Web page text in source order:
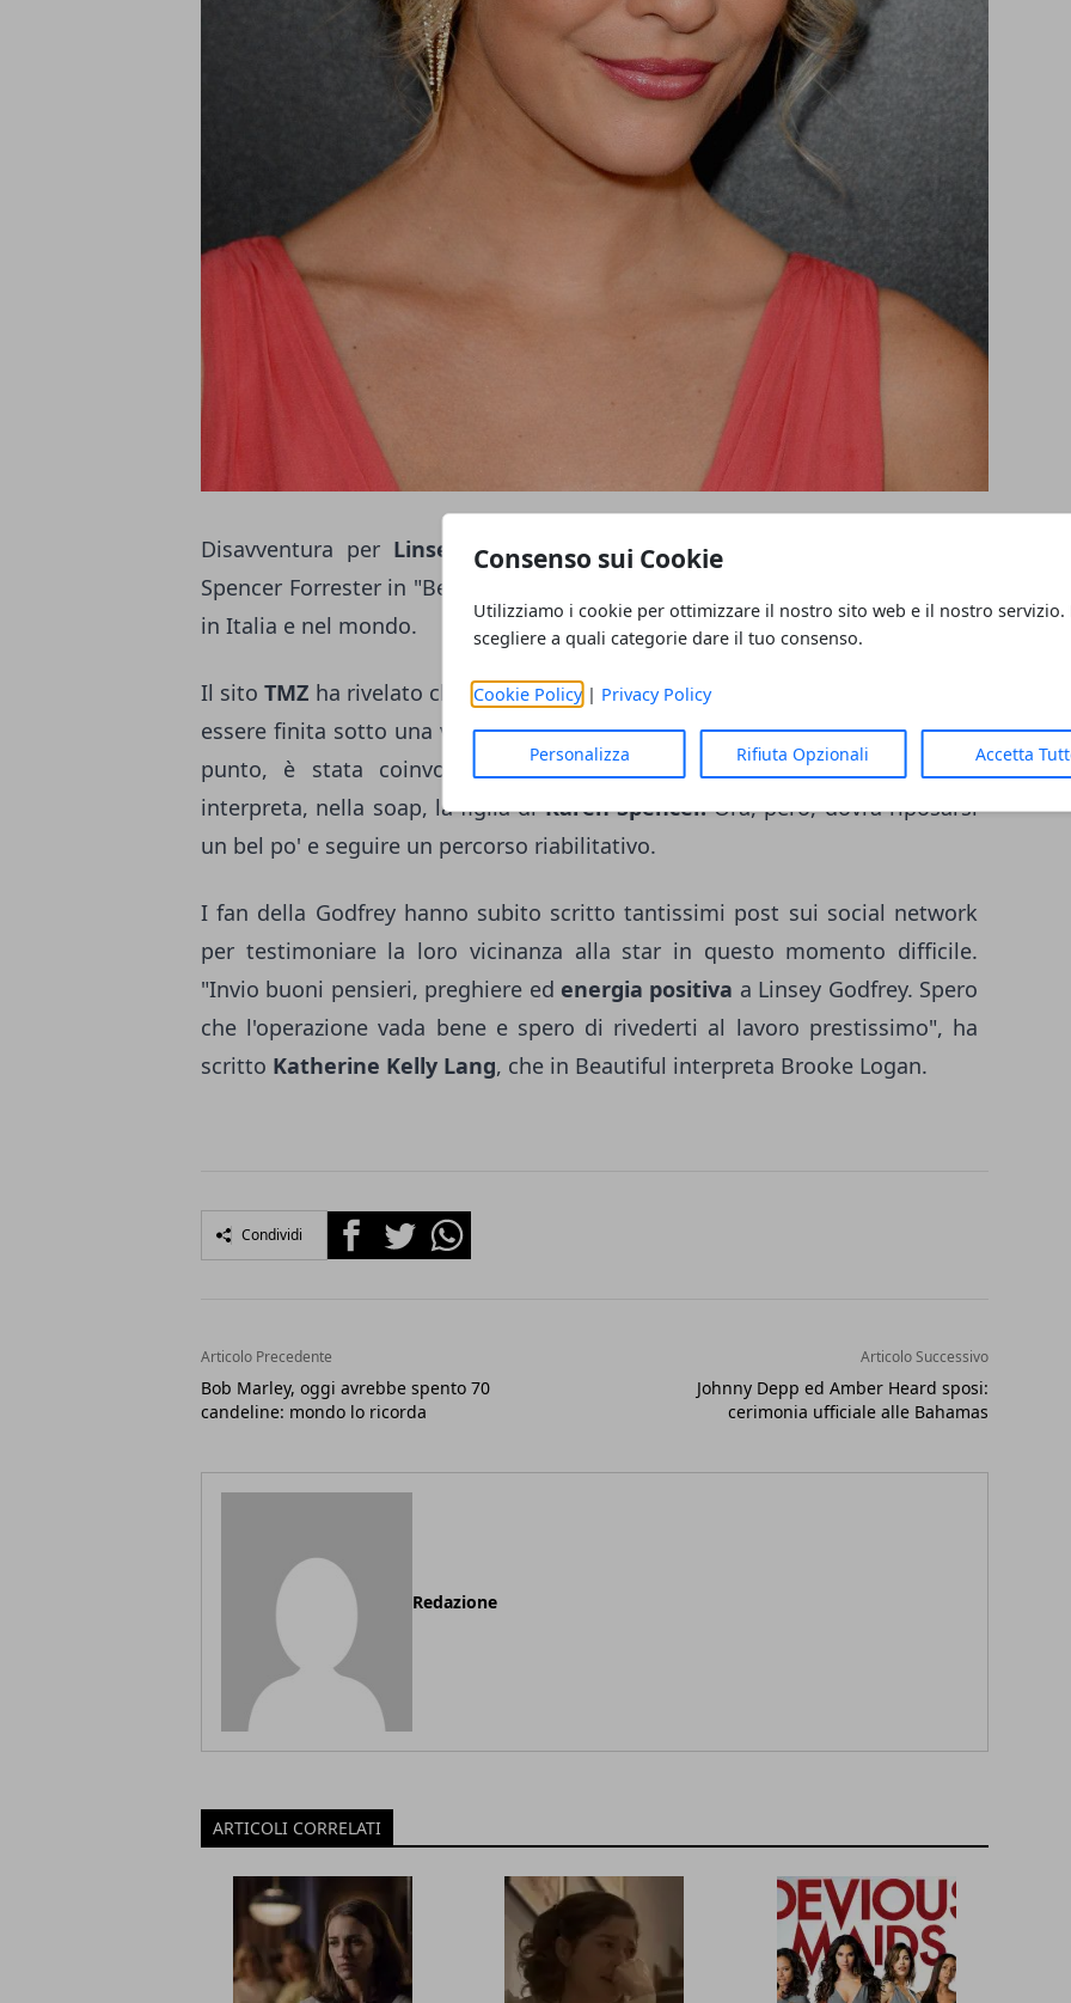
Consenso sui Cookie
Utilizziamo i cookie per ottimizzare il nostro sito web e il nostro servizio.
scegliere a quali categorie dare il tuo consenso.
Cookie Policy| Privacy Policy
Personalizza Rifiuta Opzionali Accetta
Disavventura per Linsey Godfrey, attrice che veste i panni di Caroline
Spencer Forrester in "Beautiful", una delle soap opera più apprezzate e viste
in Italia e nel mondo.
Il sitoTMZ ha rivelato che Linsey ha riportato lafrattura delle gambe
essere finita sotto una vettura. La 26enne stava passeggiando e, a un certo
punto, è stata coinvolta in un terribile incidente tra 2 auto. Linsey
interpreta, nella soap, la figlia diKaren Spencer.Ora, però, dovrà riposarsi
un bel po' e seguire un percorso riabilitativo.
I fan della Godfrey hanno subito scritto tantissimi post sui social network
per testimoniare la loro vicinanza alla star in questo momento difficile.
"Invio buoni pensieri, preghiere ed energia positiva a Linsey Godfrey. Spero
che l'operazione vada bene e spero di rivederti al lavoro prestissimo", ha
scritto Katherine Kelly Lang, che in Beautiful interpreta Brooke Logan.
Condividi FacebookTwitterWhatsapp
Articolo Precedente
Bob Marley, oggi avrebbe spento 70
candeline: mondo lo ricorda
Articolo Successivo
Johnny Depp ed Amber Heard sposi:
cerimonia ufficiale alle Bahamas
Redazione
ARTICOLI CORRELATI